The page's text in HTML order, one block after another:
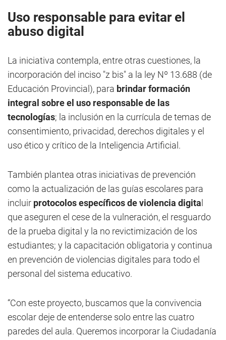
Uso responsable para evitar el
abuso digital
La iniciativa contempla, entre otras cuestiones, la
incorporación del inciso "z bis" a la ley Nº 13.688 (de
Educación Provincial), para brindar formación
integral sobre el uso responsable de las
tecnologías; la inclusión en la currícula de temas de
consentimiento, privacidad, derechos digitales y el
uso ético y crítico de la Inteligencia Artificial.
También plantea otras iniciativas de prevención
como la actualización de las guías escolares para
incluir protocolos específicos de violencia digita
que aseguren el cese de la vulneración, el resguardo
de la prueba digital y la no revictimización de los
estudiantes; y la capacitación obligatoria y continua
en prevención de violencias digitales para todo el
personal del sistema educativo.
“Con este proyecto, buscamos que la convivencia
escolar deje de entenderse solo entre las cuatro
paredes del aula. Queremos incorporar la Ciudadanía